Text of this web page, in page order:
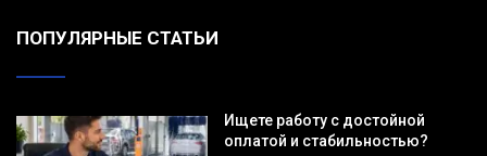
ПОПУЛЯРНЫЕ СТАТЬИ
Ищете работу с достойной
оплатой и стабильностью?